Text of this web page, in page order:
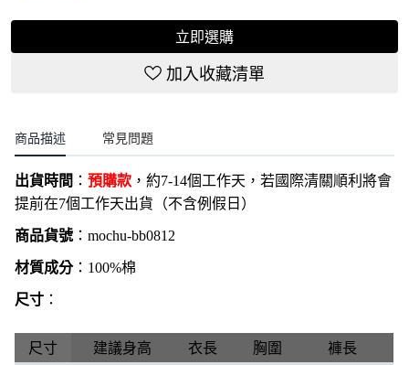
立即選購
加入收藏清單
商品描述 常見問題
出貨時間 ： 預購款 ，約7-14個工作天，若國際清關順利將會
提前在7個工作天出貨（不含例假日）
商品貨號： mochu-bb0812
材質成分：100%棉
尺寸 ：
尺寸 建議身高 衣長 胸圍
褲長